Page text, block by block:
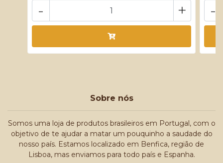
+
- -
Sobre nós
Somos uma loja de produtos brasileiros em Portugal, com o
objetivo de te ajudar a matar um pouquinho a saudade do
nosso país. Estamos localizado em Benfica, região de
Lisboa, mas enviamos para todo país e Espanha.